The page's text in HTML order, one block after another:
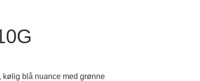
kølig blå nuance med grønne